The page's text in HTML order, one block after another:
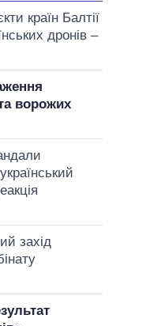
країн Балтії
дронів –
ворожих
захід